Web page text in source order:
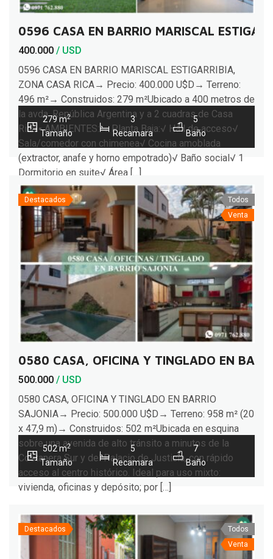
0596 CASA EN BARRIO MARISCAL
400.000 / USD
0596 CASA EN BARRIO MARISCAL ESTIGARRIBIA,
ZONA CASA RICA→ Precio: 400.000 U$D→ Terreno:
496 m²→ Construidos: 279 m²Ubicado a 400 metros de
la avda. República Argentina y a 2 cuadras de Casa
Rica.▪︎ AMBIENTES:→ Planta Baja:√ Hall de acceso√
Sala/comedor con chimenea√ Cocina amoblada
(extractor, anafe y horno empotrado)√ Baño social√ 1
Dormitorio en suite√ Área […]
279 m2
Tamaño
3
Recamara
5
Baño
Destacados
Todos
Venta
0580 CASA, OFICINA Y TINGLADO EN
500.000 / USD
0580 CASA, OFICINA Y TINGLADO EN BARRIO
SAJONIA→ Precio: 500.000 U$D→ Terreno: 958 m² (20
x 47,9 m)→ Construidos: 502 m²Ubicada en esquina
sobre una avenida de alto tránsito a minutos de la
Costanera Sur y del Palacio de Justicia, con rápido
acceso al centro histórico. Ideal para uso mixto:
vivienda, oficinas y depósito; por […]
502 m2
Tamaño
5
Recamara
7
Baño
Destacados
Todos
Venta